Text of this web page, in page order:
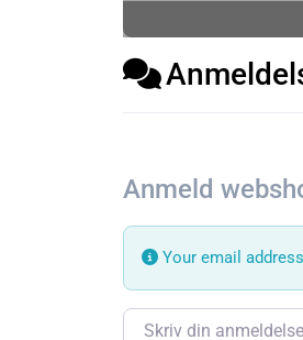
Anmeld
Your email
Review text